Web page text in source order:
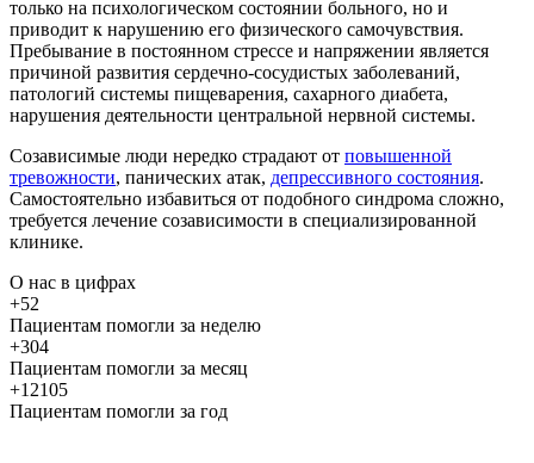
только на психологическом состоянии больного, но и
приводит к нарушению его физического самочувствия.
Пребывание в постоянном стрессе и напряжении является
причиной развития сердечно-сосудистых заболеваний,
патологий системы пищеварения, сахарного диабета,
нарушения деятельности центральной нервной системы.
Созависимые люди нередко страдают от повышенной
тревожности, панических атак, депрессивного состояния.
Самостоятельно избавиться от подобного синдрома сложно,
требуется лечение созависимости в специализированной
клинике.
О нас в цифрах
+52
Пациентам помогли за неделю
+304
Пациентам помогли за месяц
+12105
Пациентам помогли за год